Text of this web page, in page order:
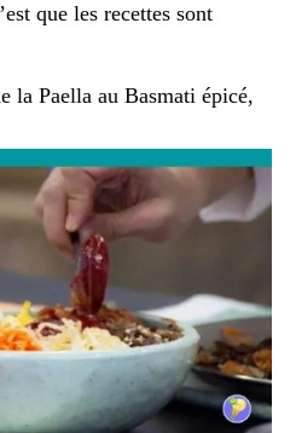
que les recettes sont
la Paella au Basmati épicé,